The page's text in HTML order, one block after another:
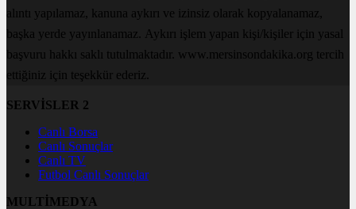
alıntı yapılamaz, kanuna aykırı ve izinsiz olarak kopyalanamaz,
başka yerde yayınlanamaz. Aykırı işlem yapan kişi/kişiler için yasal
başvuru hakkı saklı tutulmaktadır. www.mersinsondakika.org tercih
ettiğiniz için teşekkür ederiz.
SERVİSLER 2
Canlı Borsa
Canlı Sonuçlar
Canlı TV
Futbol Canlı Sonuçlar
MULTİMEDYA